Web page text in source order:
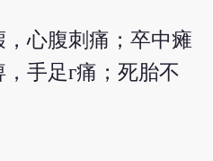
心腹刺痛；卒中瘫
手足г痛；死胎不